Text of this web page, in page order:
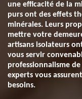
une efficacité de la
purs ont des effets
minérales. Leurs
mettre votre
artisans isolateurs
vous servir
professionnalisme
experts vous
besoins.